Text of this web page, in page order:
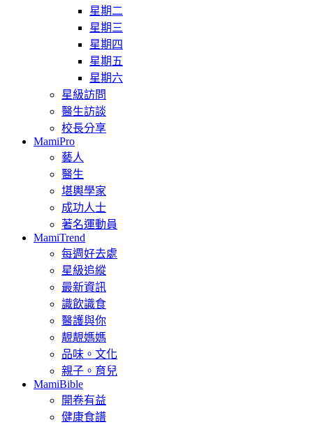
星期二
星期三
星期四
星期五
星期六
星級訪問
醫生訪談
校長分享
MamiPro
藝人
醫生
堪輿學家
成功人士
著名運動員
MamiTrend
每週好去處
星級追縱
最新資訊
識飲識食
醫護與你
靚靚媽媽
品味。文化
親子。育兒
MamiBible
開卷有益
健康食譜